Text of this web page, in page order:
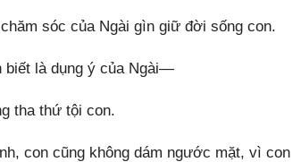
sóc của Ngài gìn giữ đời sống con.
biết là dụng ý của Ngài—
tha thứ tội con.
con cũng không dám ngước mặt, vì con